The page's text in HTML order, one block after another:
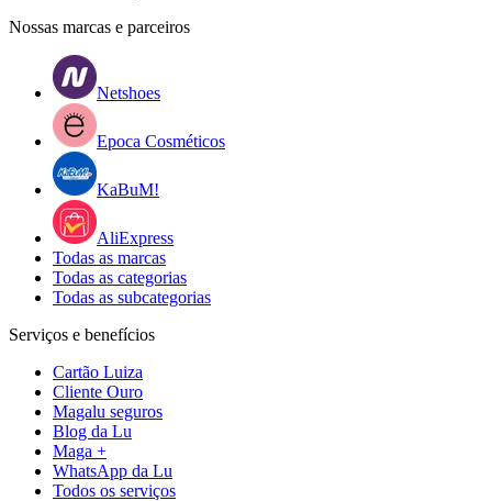
Nossas marcas e parceiros
Netshoes
Epoca Cosméticos
KaBuM!
AliExpress
Todas as marcas
Todas as categorias
Todas as subcategorias
Serviços e benefícios
Cartão Luiza
Cliente Ouro
Magalu seguros
Blog da Lu
Maga +
WhatsApp da Lu
Todos os serviços